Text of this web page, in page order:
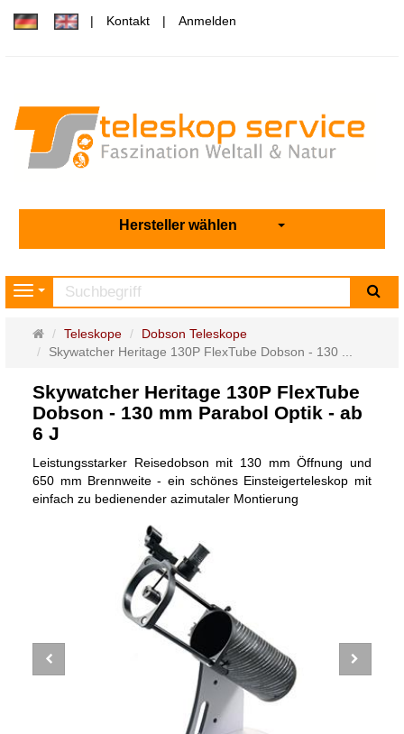
Kontakt Anmelden
Hersteller wählen
Navigation
Startseite
Teleskope
Dobson Teleskope
Skywatcher Heritage 130P FlexTube Dobson - 130 ...
Skywatcher Heritage 130P FlexTube
Dobson - 130 mm Parabol Optik - ab
6 J
Leistungsstarker Reisedobson mit 130 mm Öffnung und
650 mm Brennweite - ein schönes Einsteigerteleskop mit
einfach zu bedienender azimutaler Montierung